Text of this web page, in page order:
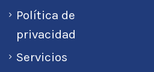
Política de
privacidad
Servicios